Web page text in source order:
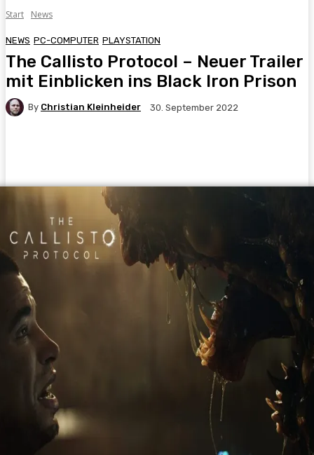
Start News
NEWS PC-COMPUTER PLAYSTATION
The Callisto Protocol – Neuer Trailer
mit Einblicken ins Black Iron Prison
By Christian Kleinheider 30. September 2022